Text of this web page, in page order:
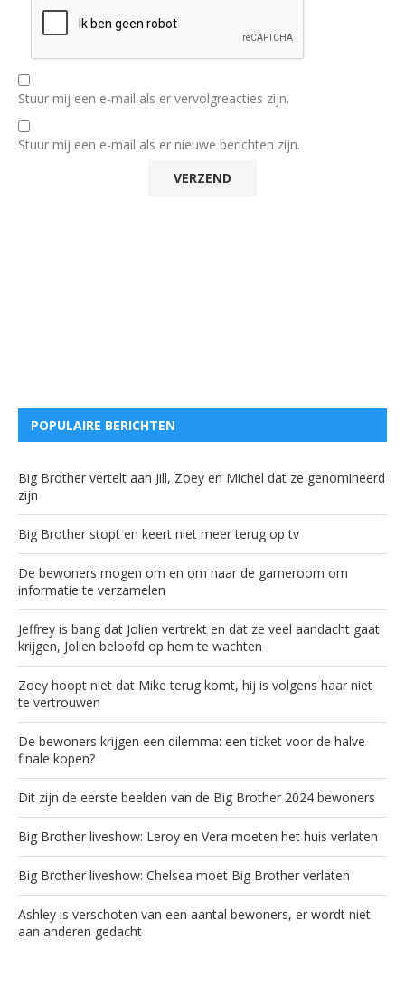
Stuur mij een e-mail als er vervolgreacties zijn.
Stuur mij een e-mail als er nieuwe berichten zijn.
POPULAIRE BERICHTEN
Big Brother vertelt aan Jill, Zoey en Michel dat ze genomineerd
zijn
Big Brother stopt en keert niet meer terug op tv
De bewoners mogen om en om naar de gameroom om
informatie te verzamelen
Jeffrey is bang dat Jolien vertrekt en dat ze veel aandacht gaat
krijgen, Jolien beloofd op hem te wachten
Zoey hoopt niet dat Mike terug komt, hij is volgens haar niet
te vertrouwen
De bewoners krijgen een dilemma: een ticket voor de halve
finale kopen?
Dit zijn de eerste beelden van de Big Brother 2024 bewoners
Big Brother liveshow: Leroy en Vera moeten het huis verlaten
Big Brother liveshow: Chelsea moet Big Brother verlaten
Ashley is verschoten van een aantal bewoners, er wordt niet
aan anderen gedacht